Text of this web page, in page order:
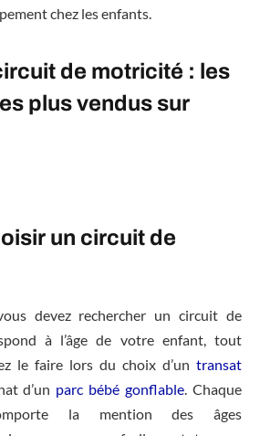
chez les enfants.
de motricité : les
plus vendus sur
un circuit de
devez rechercher un circuit de
à l’âge de votre enfant, tout
le faire lors du choix d’un transat
d’un parc bébé gonflable . Chaque
la mention des âges